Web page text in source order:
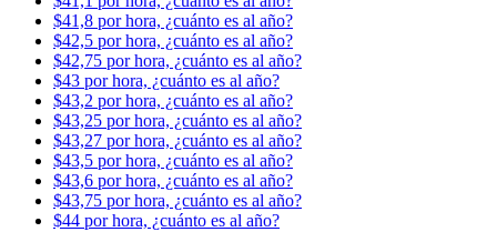
$41,8 por hora, ¿cuánto es al año?
$42,5 por hora, ¿cuánto es al año?
$42,75 por hora, ¿cuánto es al año?
$43 por hora, ¿cuánto es al año?
$43,2 por hora, ¿cuánto es al año?
$43,25 por hora, ¿cuánto es al año?
$43,27 por hora, ¿cuánto es al año?
$43,5 por hora, ¿cuánto es al año?
$43,6 por hora, ¿cuánto es al año?
$43,75 por hora, ¿cuánto es al año?
$44 por hora, ¿cuánto es al año?